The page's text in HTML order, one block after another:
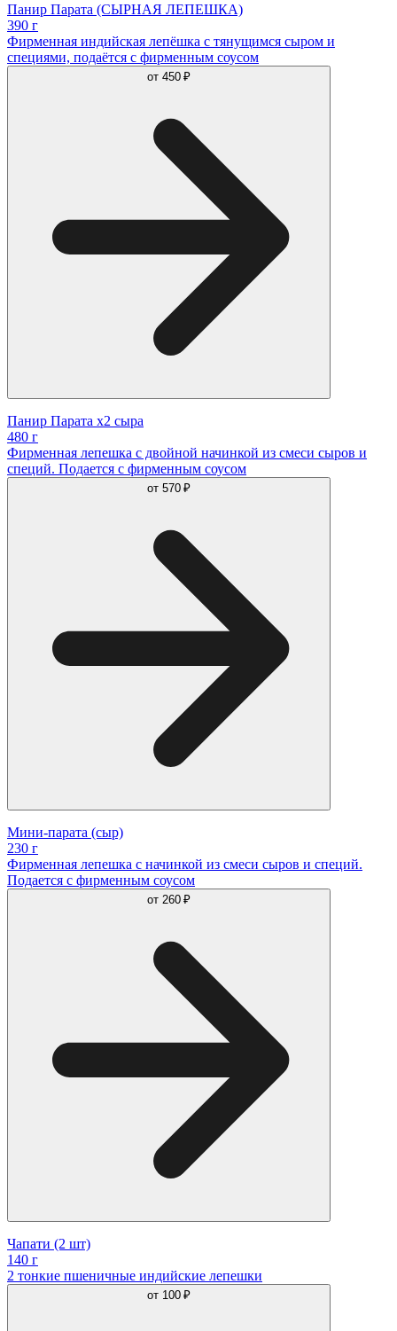
Панир Парата (СЫРНАЯ ЛЕПЕШКА)
390 г
Фирменная индийская лепёшка с тянущимся сыром и
специями, подаётся с фирменным соусом
от 450 ₽
Панир Парата х2 сыра
480 г
Фирменная лепешка с двойной начинкой из смеси сыров и
специй. Подается с фирменным соусом
от 570 ₽
Мини-парата (сыр)
230 г
Фирменная лепешка с начинкой из смеси сыров и специй.
Подается с фирменным соусом
от 260 ₽
Чапати (2 шт)
140 г
2 тонкие пшеничные индийские лепешки
от 100 ₽